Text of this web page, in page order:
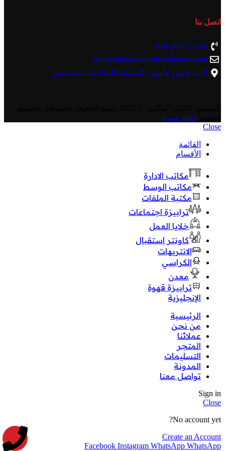
اتصل بنا
010-264-711-66
info@elmansourofficefurniture.com
10ب حسن مأمون. المنطقة السادسة.مدينة نصر
انجاز ميديا
Close
القائمة
الأقسام
مكاتب الادارة
مكاتب الوسط
مكتبة الملفات
ترابيزة اجتماعات
خلايا العمل
كاونتر استقبال
الانتريهات
الكراسي
معدن
ترابيزة قهوة
الإنجليزية
الرئيسية
من نحن
عملائنا
المتجر
التسليمات
المدونة
تواصل معنا
Sign in
Close
No account yet?
Create an Account
Facebook Instagram WhatsApp WhatsApp